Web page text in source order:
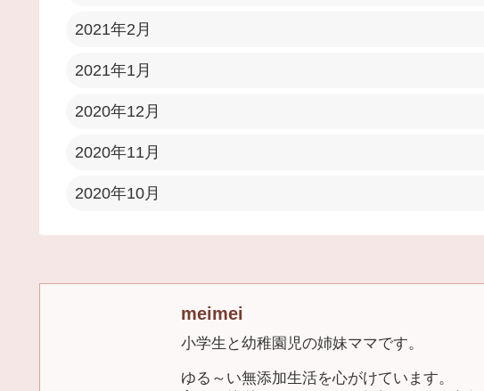
2021年2月
2021年1月
2020年12月
2020年11月
2020年10月
meimei
小学生と幼稚園児の姉妹ママです。
ゆる～い無添加生活を心がけています。